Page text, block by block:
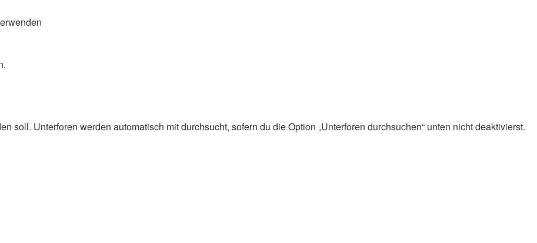
soll. Unterforen werden automatisch mit durchsucht, sofern du die Option „Unterforen durchsuchen“ unten nicht deaktivierst.